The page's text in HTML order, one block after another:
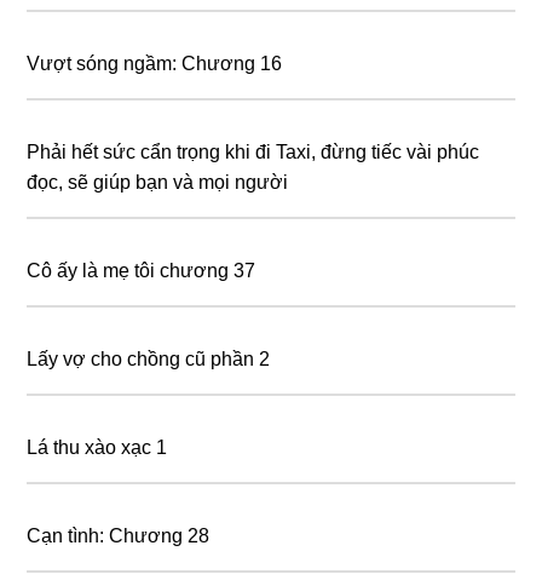
Vượt sóng ngầm: Chương 16
Phải hết sức cẩn trọng khi đi Taxi, đừng tiếc vài phúc
đọc, sẽ giúp bạn và mọi người
Cô ấy là mẹ tôi chương 37
Lấy vợ cho chồng cũ phần 2
Lá thu xào xạc 1
Cạn tình: Chương 28